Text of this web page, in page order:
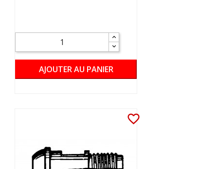
AJOUTER AU PANIER
favorite_border